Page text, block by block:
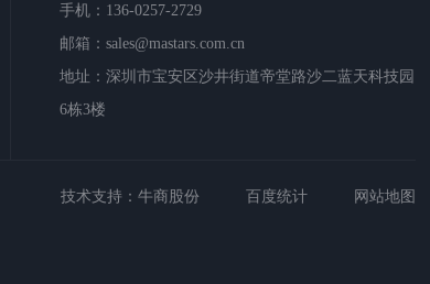
手机：136-0257-2729
邮箱：sales@mastars.com.cn
地址：深圳市宝安区沙井街道帝堂路沙二蓝天科技园
6栋3楼
技术支持： 牛商股份百度统计 网站地图